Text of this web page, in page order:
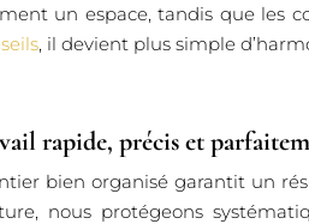
un espace, tandis que les
, il devient plus simple
rapide, précis et
bien organisé garantit un
nous protégeons